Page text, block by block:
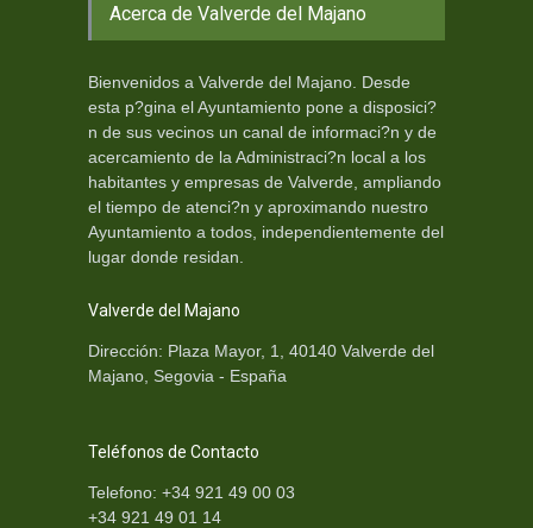
Acerca de Valverde del Majano
Bienvenidos a Valverde del Majano. Desde
esta p?gina el Ayuntamiento pone a disposici?
n de sus vecinos un canal de informaci?n y de
acercamiento de la Administraci?n local a los
habitantes y empresas de Valverde, ampliando
el tiempo de atenci?n y aproximando nuestro
Ayuntamiento a todos, independientemente del
lugar donde residan.
Valverde del Majano
Dirección: Plaza Mayor, 1, 40140 Valverde del
Majano, Segovia - España
Teléfonos de Contacto
Telefono: +34 921 49 00 03
+34 921 49 01 14